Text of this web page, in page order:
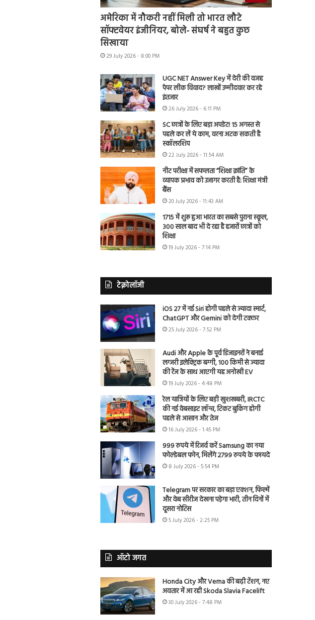
अमेरिका में नौकरी नहीं मिली तो भारत लौटे
सॉफ्टवेयर इंजीनियर, बोले- संघर्ष ने बहुत कुछ
सिखाया
29 July 2026 - 8:00 PM
UGC NET Answer Key में देरी की वजह
पेपर लीक विवाद? लाखों उम्मीदवार कर रहे
इंतजार
26 July 2026 - 6:11 PM
SC छात्रों के लिए बड़ा अपडेट! 15 अगस्त से
पहले कर लें ये काम, वरना अटक सकती है
स्कॉलरशिप
22 July 2026 - 11:54 AM
नीट परीक्षा में सफलता “शिक्षा क्रांति” के
व्यापक प्रभाव को उजागर करती है: शिक्षा मंत्री
बैंस
20 July 2026 - 11:43 AM
1715 में शुरू हुआ भारत का सबसे पुराना स्कूल,
300 साल बाद भी दे रहा है हजारों छात्रों को
शिक्षा
19 July 2026 - 7:14 PM
टेक्नोलॉजी
iOS 27 में नई Siri होगी पहले से ज्यादा स्मार्ट,
ChatGPT और Gemini को देगी टक्कर
25 July 2026 - 7:52 PM
Audi और Apple के पूर्व डिजाइनरों ने बनाई
लग्जरी इलेक्ट्रिक बग्गी, 100 किमी से ज्यादा
की रेंज के साथ आएगी यह अनोखी EV
19 July 2026 - 4:48 PM
रेल यात्रियों के लिए बड़ी खुशखबरी, IRCTC
की नई वेबसाइट लॉन्च, टिकट बुकिंग होगी
पहले से आसान और तेज
16 July 2026 - 1:45 PM
999 रुपये में रिजर्व करें Samsung का नया
फोल्डेबल फोन, मिलेंगे 2799 रुपये के फायदे
8 July 2026 - 5:54 PM
Telegram पर सरकार का बड़ा एक्शन, फिल्में
और वेब सीरीज देखना पड़ेगा भारी, तीन दिनों में
दूसरा नोटिस
5 July 2026 - 2:25 PM
ऑटो जगत
Honda City और Verna की बढ़ी टेंशन, नए
अवतार में आ रही Skoda Slavia Facelift
30 July 2026 - 7:48 PM